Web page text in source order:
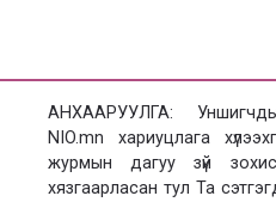
АНХААРУУЛГА:
NIO.mn хариуцлага
журмын дагуу зүй
хязгаарласан тул Та